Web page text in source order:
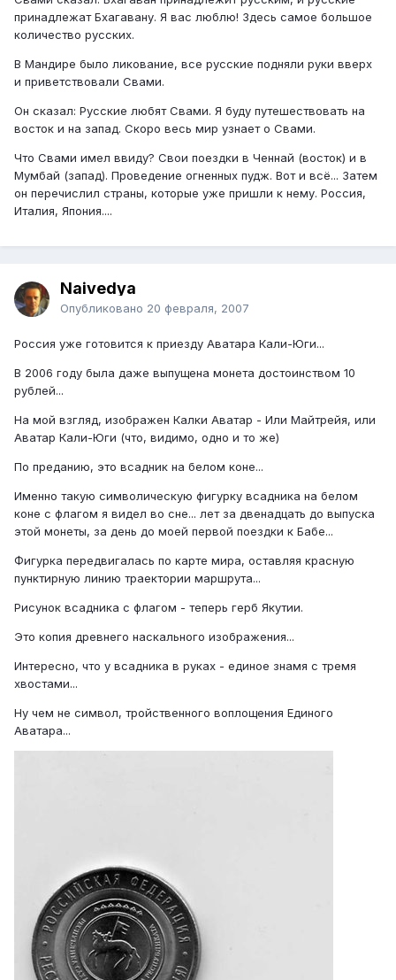
принадлежат Бхагавану. Я вас люблю! Здесь самое большое
количество русских.
В Мандире было ликование, все русские подняли руки вверх
и приветствовали Свами.
Он сказал: Русские любят Свами. Я буду путешествовать на
восток и на запад. Скоро весь мир узнает о Свами.
Что Свами имел ввиду? Свои поездки в Ченнай (восток) и в
Мумбай (запад). Проведение огненных пудж. Вот и всё... Затем
он перечислил страны, которые уже пришли к нему. Россия,
Италия, Япония....
Naivedya
Опубликовано 20 февраля, 2007
Россия уже готовится к приезду Аватара Кали-Юги...
В 2006 году была даже выпущена монета достоинством 10
рублей...
На мой взгляд, изображен Калки Аватар - Или Майтрейя, или
Аватар Кали-Юги (что, видимо, одно и то же)
По преданию, это всадник на белом коне...
Именно такую символическую фигурку всадника на белом
коне с флагом я видел во сне... лет за двенадцать до выпуска
этой монеты, за день до моей первой поездки к Бабе...
Фигурка передвигалась по карте мира, оставляя красную
пунктирную линию траектории маршрута...
Рисунок всадника с флагом - теперь герб Якутии.
Это копия древнего наскального изображения...
Интересно, что у всадника в руках - единое знамя с тремя
хвостами...
Ну чем не символ, тройственного воплощения Единого
Аватара...